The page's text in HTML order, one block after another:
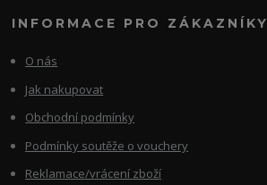
INFORMACE PRO ZÁKAZNÍKY
O nás
Jak nakupovat
Obchodní podmínky
Podmínky soutěže o vouchery
Reklamace/vrácení zboží